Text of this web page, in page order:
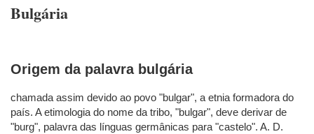
Bulgária
Origem da palavra bulgária
chamada assim devido ao povo "bulgar", a etnia formadora do
país. A etimologia do nome da tribo, "bulgar", deve derivar de
"burg", palavra das línguas germânicas para "castelo". A. D.